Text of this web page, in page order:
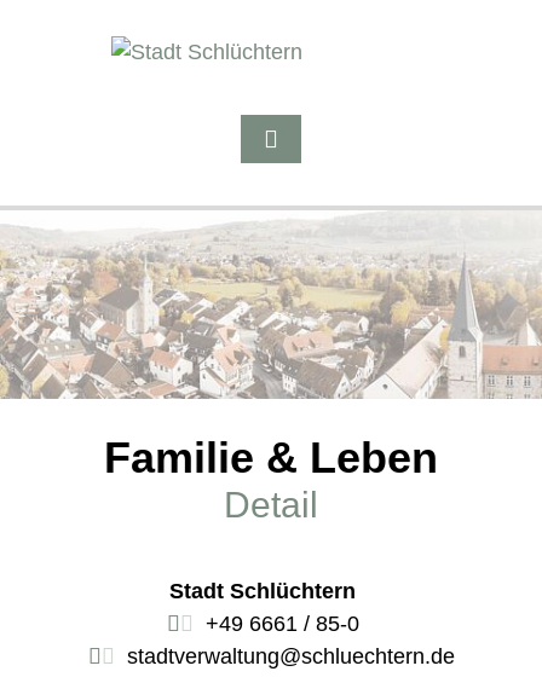
Familie & Leben
Detail
Stadt Schlüchtern
+49 6661 / 85-0
stadtverwaltung@schluechtern.de